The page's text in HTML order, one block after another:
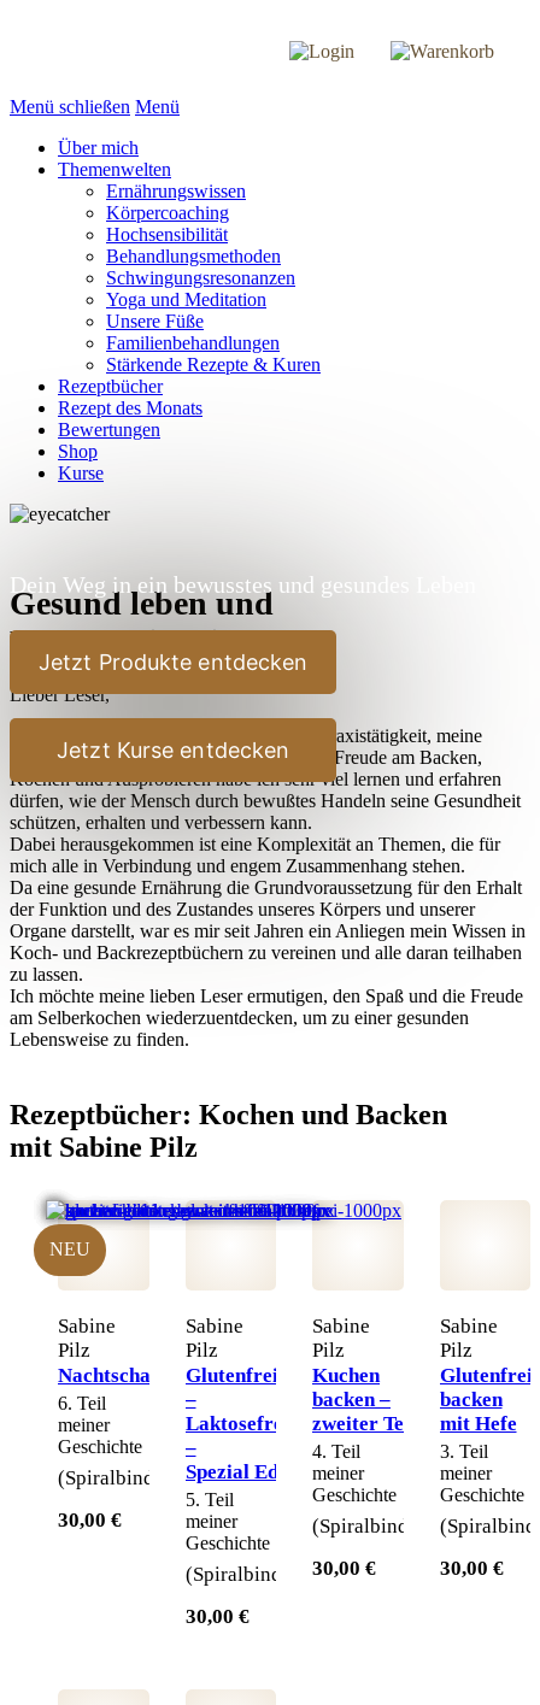
Menü schließen Menü
Über mich
Themenwelten
Ernährungswissen
Körpercoaching
Hochsensibilität
Behandlungsmethoden
Schwingungsresonanzen
Yoga und Meditation
Unsere Füße
Familienbehandlungen
Stärkende Rezepte & Kuren
Rezeptbücher
Rezept des Monats
Bewertungen
Shop
Kurse
Dein Weg in ein bewusstes und gesundes Leben
Jetzt Produkte entdecken
Jetzt Kurse entdecken
Gesund leben und
Bewußtseinsbildung
Lieber Leser,
durch meine jahrelangen Studien, meine Praxistätigkeit, meine
Reisen und nicht zuletzt durch meine stete Freude am Backen,
Kochen und Ausprobieren habe ich sehr viel lernen und erfahren
dürfen, wie der Mensch durch bewußtes Handeln seine Gesundheit
schützen, erhalten und verbessern kann.
Dabei herausgekommen ist eine Komplexität an Themen, die für
mich alle in Verbindung und engem Zusammenhang stehen.
Da eine gesunde Ernährung die Grundvoraussetzung für den Erhalt
der Funktion und des Zustandes unseres Körpers und unserer
Organe darstellt, war es mir seit Jahren ein Anliegen mein Wissen in
Koch- und Backrezeptbüchern zu vereinen und alle daran teilhaben
zu lassen.
Ich möchte meine lieben Leser ermutigen, den Spaß und die Freude
am Selberkochen wiederzuentdecken, um zu einer gesunden
Lebensweise zu finden.
Rezeptbücher: Kochen und Backen
mit Sabine Pilz
NEU
Sabine
Pilz
Nachtschattengewächsfrei
6. Teil
meiner
Geschichte
(Spiralbindung)
30,00 €
Sabine
Pilz
Glutenfrei
–
Laktosefrei
–
Spezial Edition
5. Teil
meiner
Geschichte
(Spiralbindung)
30,00 €
Sabine
Pilz
Kuchen
backen –
zweiter Teil
4. Teil
meiner
Geschichte
(Spiralbindung)
30,00 €
Sabine
Pilz
Glutenfrei
backen
mit Hefe
3. Teil
meiner
Geschichte
30,00 €